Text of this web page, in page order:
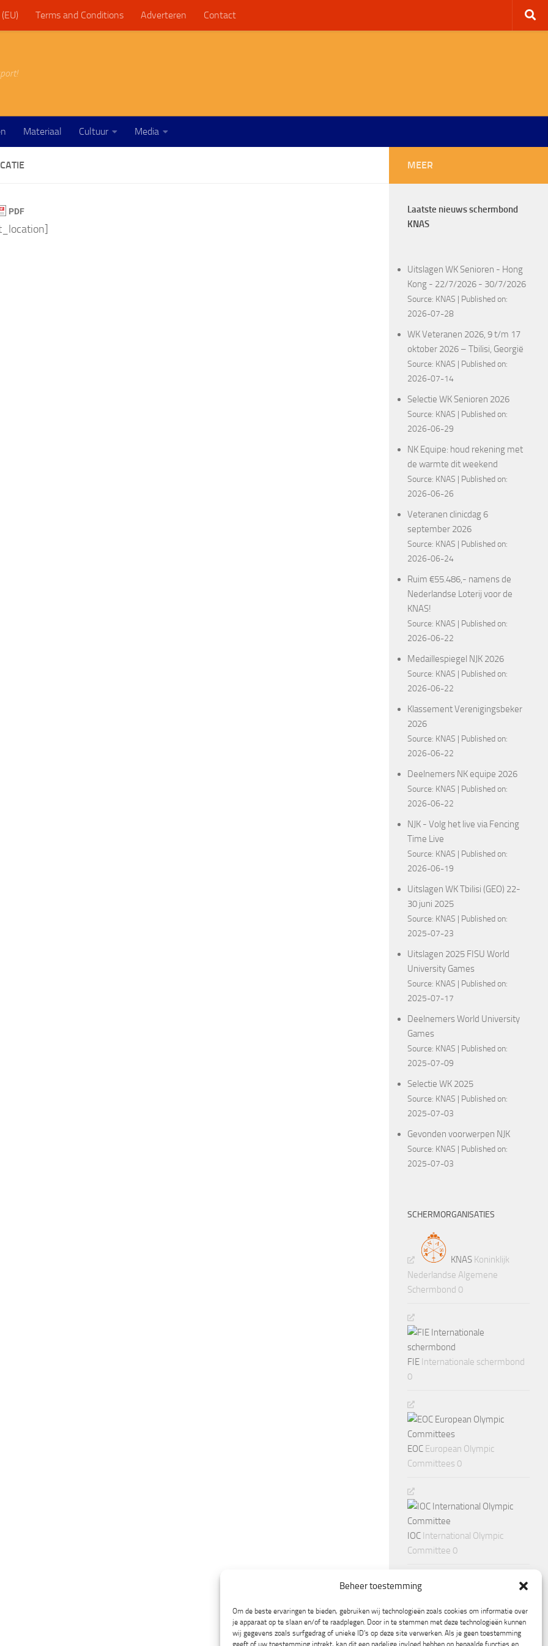
Beheer toestemming
Om de beste ervaringen te bieden, gebruiken wij technologieën zoals cookies om informatie over
je apparaat op te slaan en/of te raadplegen. Door in te stemmen met deze technologieën kunnen
wij gegevens zoals surfgedrag of unieke ID's op deze site verwerken. Als je geen toestemming
geeft of uw toestemming intrekt, kan dit een nadelige invloed hebben op bepaalde functies en
Terms and Conditions Adverteren Contact
Materiaal Cultuur Media
MEER
Laatste nieuws schermbond
KNAS
Uitslagen WK Senioren - Hong
Kong - 22/7/2026 - 30/7/2026
Source: KNAS
Published on:
2026-07-28
WK Veteranen 2026, 9 t/m 17
oktober 2026 – Tbilisi, Georgië
Source: KNAS
Published on:
2026-07-14
Selectie WK Senioren 2026
Source: KNAS
Published on:
2026-06-29
NK Equipe: houd rekening met
de warmte dit weekend
Source: KNAS
Published on:
2026-06-26
Veteranen clinicdag 6
september 2026
Source: KNAS
Published on:
2026-06-24
Ruim €55.486,- namens de
Nederlandse Loterij voor de
KNAS!
Source: KNAS
Published on:
2026-06-22
Medaillespiegel NJK 2026
Source: KNAS
Published on:
2026-06-22
Klassement Verenigingsbeker
2026
Source: KNAS
Published on:
2026-06-22
Deelnemers NK equipe 2026
Source: KNAS
Published on:
2026-06-22
NJK - Volg het live via Fencing
Time Live
Source: KNAS
Published on:
2026-06-19
Uitslagen WK Tbilisi (GEO) 22-
30 juni 2025
Source: KNAS
Published on:
2025-07-23
Uitslagen 2025 FISU World
University Games
Source: KNAS
Published on:
2025-07-17
Deelnemers World University
Games
Source: KNAS
Published on:
2025-07-09
Selectie WK 2025
Source: KNAS
Published on:
2025-07-03
Gevonden voorwerpen NJK
Source: KNAS
Published on:
2025-07-03
SCHERMORGANISATIES
KNAS Koninklijk
Nederlandse Algemene
Schermbond 0
FIE Internationale schermbond
0
EOC European Olympic
Committees 0
IOC International Olympic
Committee 0